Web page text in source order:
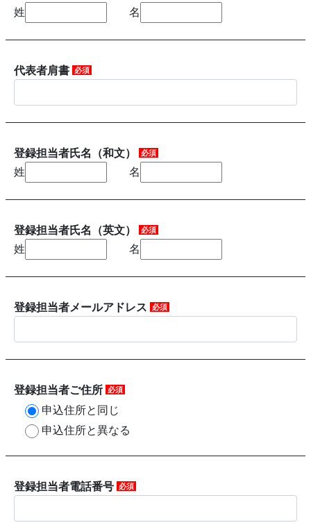
姓 名
代表者肩書 必須
登録担当者氏名（和文） 必須
姓 名
登録担当者氏名（英文） 必須
姓 名
登録担当者メールアドレス 必須
登録担当者ご住所 必須
申込住所と同じ
申込住所と異なる
登録担当者電話番号 必須